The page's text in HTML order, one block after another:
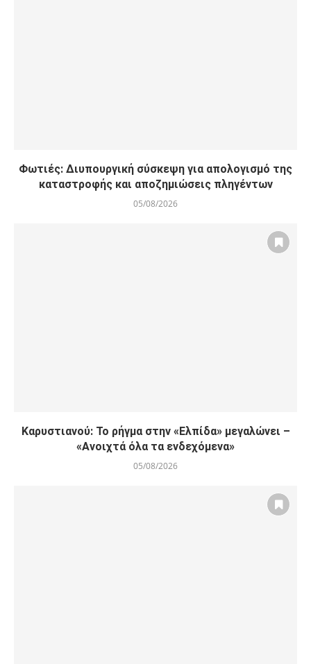
Φωτιές: Διυπουργική σύσκεψη για απολογισμό της
καταστροφής και αποζημιώσεις πληγέντων
05/08/2026
Καρυστιανού: Το ρήγμα στην «Ελπίδα» μεγαλώνει –
«Ανοιχτά όλα τα ενδεχόμενα»
05/08/2026